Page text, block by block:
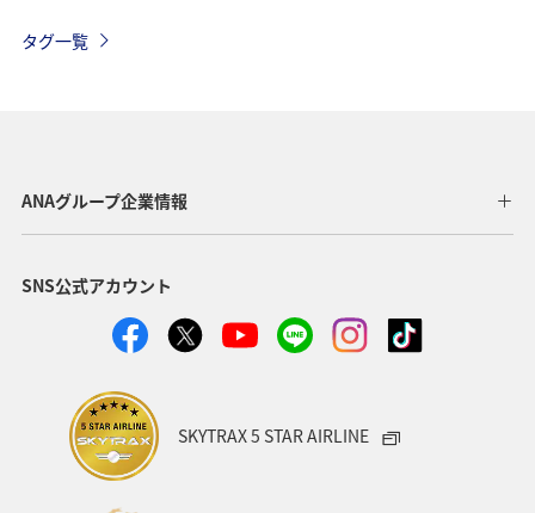
タグ一覧
ANAグループ企業情報
SNS公式アカウント
SKYTRAX 5 STAR AIRLINE